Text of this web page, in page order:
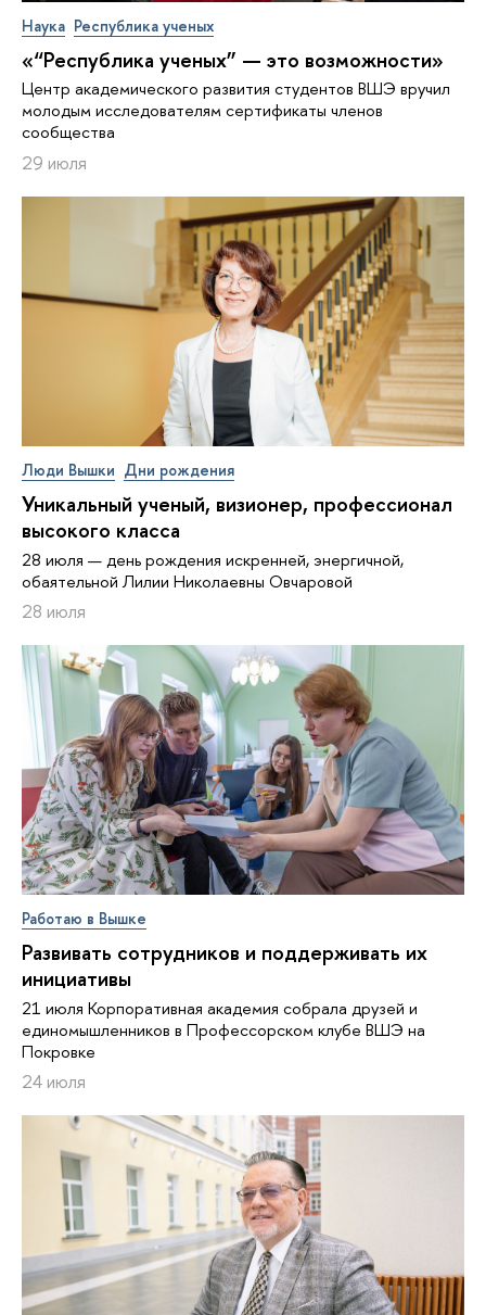
Наука Республика ученых
«“Республика ученых” — это возможности»
Центр академического развития студентов ВШЭ вручил
молодым исследователям сертификаты членов
сообщества
29 июля
Люди Вышки Дни рождения
Уникальный ученый, визионер, про­фес­си­о­нал
высокого класса
28 июля — день рождения искренней, энергичной,
обаятельной Лилии Николаевны Овчаровой
28 июля
Работаю в Вышке
Развивать сотрудников и поддерживать их
инициативы
21 июля Корпоративная академия собрала друзей и
единомышленников в Профессорском клубе ВШЭ на
Покровке
24 июля